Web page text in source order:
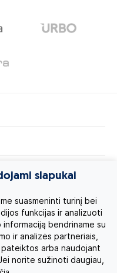
slapukai
suasmeninti turinį bei
funkcijas ir analizuoti
bendriname su
ir analizės partneriais,
arba naudojant
norite sužinoti daugiau,